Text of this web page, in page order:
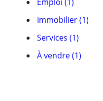
Immobilier (1)
Services (1)
À vendre (1)